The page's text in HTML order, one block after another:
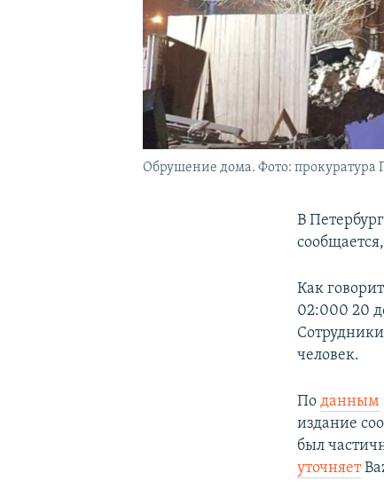
Обрушение дома. Фото: прокуратура
В
Как
02:000 20
человек.
Поданным
издание
был
уточняет